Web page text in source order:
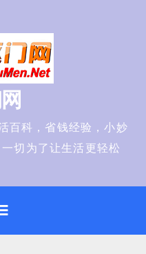
百科，省钱经验，小妙
切为了让生活更轻松